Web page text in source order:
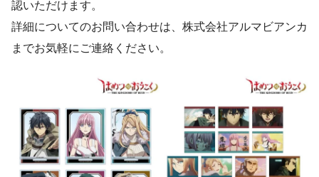
認いただけます。
詳細についてのお問い合わせは、株式会社アルマビアンカ
までお気軽にご連絡ください。